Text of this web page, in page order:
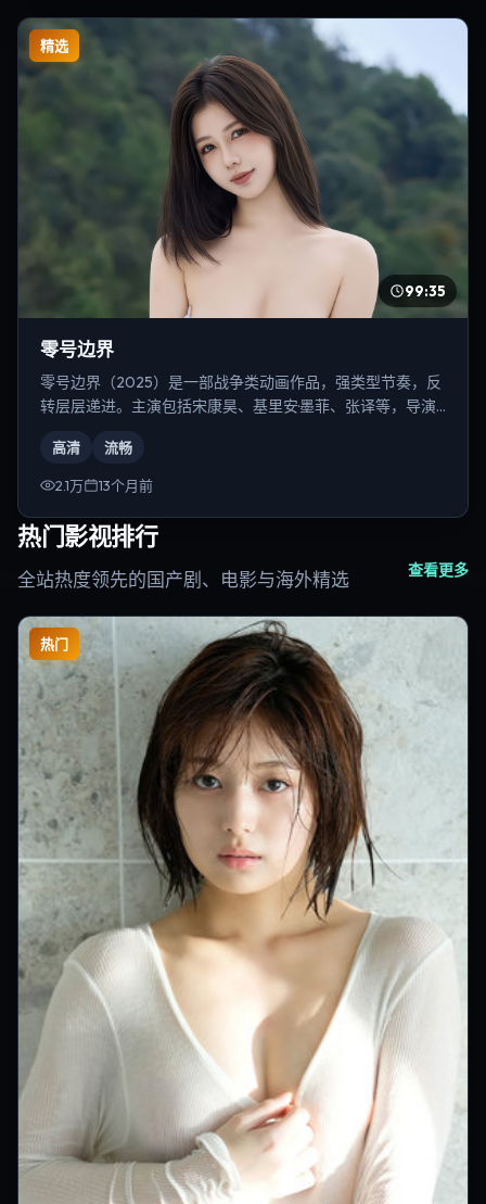
精选
99:35
零号边界
零号边界（2025）是一部战争类动画作品，强类型节奏，反
转层层递进。主演包括宋康昊、基里安·墨菲、张译等，导演
高清 流畅
2.1万 13个月前
热门影视排行
全站热度领先的国产剧、电影与海外精选 查看更多
热门